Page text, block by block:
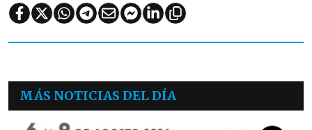
MÁS NOTICIAS DEL DÍA